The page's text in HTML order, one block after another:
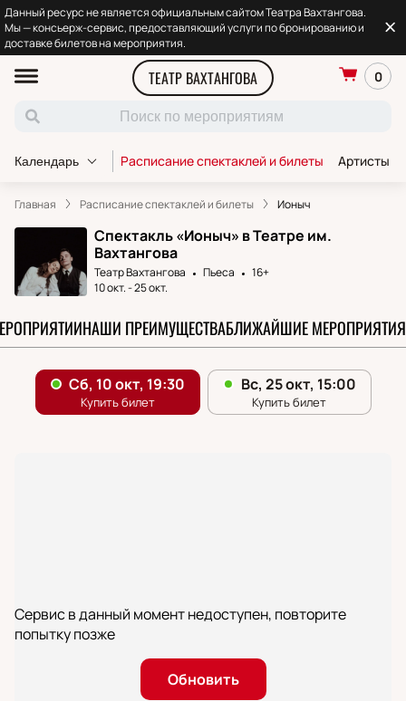
Данный ресурс не является официальным сайтом Театра Вахтангова.
Мы — консьерж-сервис, предоставляющий услуги по бронированию и
доставке билетов на мероприятия.
ТЕАТР ВАХТАНГОВА 0
Календарь Расписание спектаклей и билеты Артисты
Главная Расписание спектаклей и билеты Ионыч
Спектакль «Ионыч» в Театре им.
Вахтангова
Театр Вахтангова Пьеса
16+
10 окт.-25 окт.
НАШИ ПРЕИМУЩЕСТВАБЛИЖАЙШИЕ МЕРОПРИЯТИЯ
Сервис в данный момент недоступен, повторите
попытку позже
Обновить